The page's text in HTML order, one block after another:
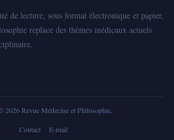
de lecture, sous format électronique et papier,
replace des thèmes médicaux actuels
2026Revue Médecine et Philosophie
Contact
E-mail